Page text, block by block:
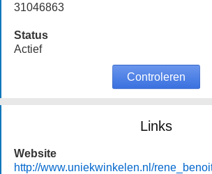
31046863
Status
Actief
Controleren
Links
Website
http://www.uniekwinkelen.nl/